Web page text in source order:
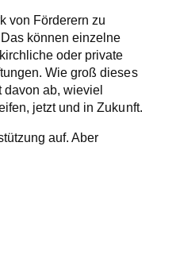
von Förderern zu
können einzelne
oder private
Wie groß dieses
davon ab, wieviel
jetzt und in Zukunft.
auf. Aber